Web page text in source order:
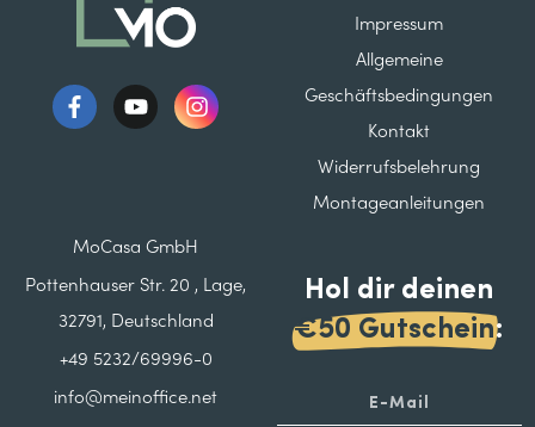
Impressum
Allgemeine
Geschäftsbedingungen
Kontakt
Widerrufsbelehrung
Montageanleitungen
MoCasa GmbH
Pottenhauser Str. 20 , Lage,
32791, Deutschland
+49 5232/69996-0
info@meinoffice.net
Hol dir deinen
€50 Gutschein: